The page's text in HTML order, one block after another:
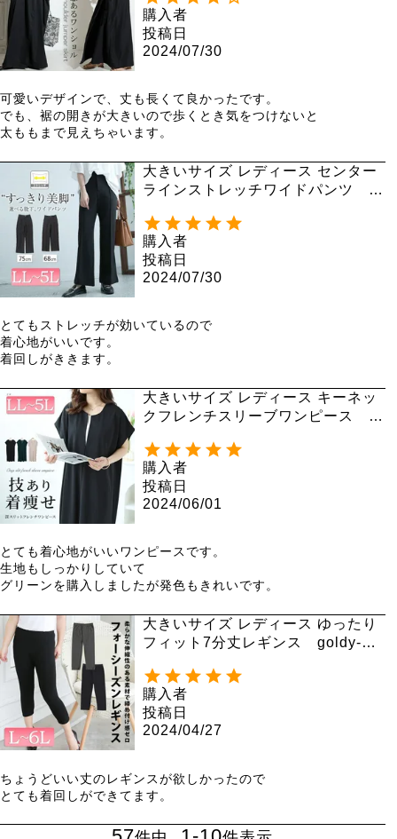
購入者
投稿日
2024/07/30
可愛いデザインで、丈も長くて良かったです。
でも、裾の開きが大きいので歩くとき気をつけないと
太ももまで見えちゃいます。
大きいサイズ レディース センター
ラインストレッチワイドパンツ sf
購入者
投稿日
2024/07/30
とてもストレッチが効いているので
着心地がいいです。
着回しがききます。
大きいサイズ レディース キーネッ
クフレンチスリーブワンピース m
購入者
投稿日
2024/06/01
とても着心地がいいワンピースです。
生地もしっかりしていて
グリーンを購入しましたが発色もきれいです。
大きいサイズ レディース ゆったり
フィット7分丈レギンス goldy-10
購入者
投稿日
2024/04/27
ちょうどいい丈のレギンスが欲しかったので
とても着回しができてます。